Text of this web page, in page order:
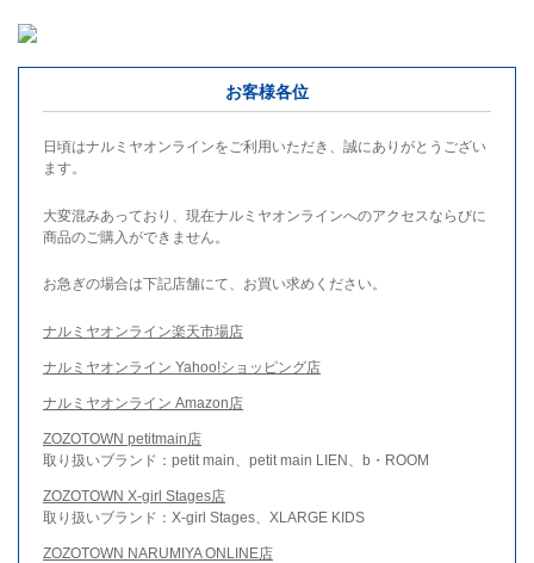
お客様各位
日頃はナルミヤオンラインをご利用いただき、誠にありがとうござい
ます。
大変混みあっており、現在ナルミヤオンラインへのアクセスならびに
商品のご購入ができません。
お急ぎの場合は下記店舗にて、お買い求めください。
ナルミヤオンライン楽天市場店
ナルミヤオンライン Yahoo!ショッピング店
ナルミヤオンライン Amazon店
ZOZOTOWN petitmain店
取り扱いブランド：petit main、petit main LIEN、b・ROOM
ZOZOTOWN X-girl Stages店
取り扱いブランド：X-girl Stages、XLARGE KIDS
ZOZOTOWN NARUMIYA ONLINE店